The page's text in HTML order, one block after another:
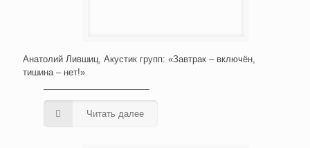
Анатолий Лившиц, Акустик групп: «Завтрак – включён,
тишина – нет!»
Читать далее